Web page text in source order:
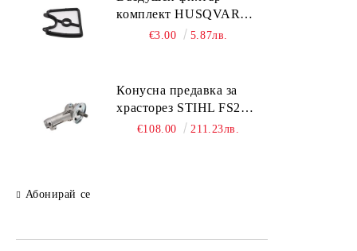
Пили за заточване
Резервни части за ръчни
Подаръчни комплекти
комплект HUSQVARNA
125;125BVx
€3.00 5.87лв.
Конусна предавка за
храсторез STIHL FS261;
FS361; FS461; FS491
€108.00 211.23лв.
Абонирай се